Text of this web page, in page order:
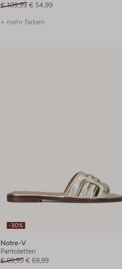
€ 109,99 € 54,99
+ mehr farben
-30%
Notre-V
Pantoletten
€ 99,99 € 69,99